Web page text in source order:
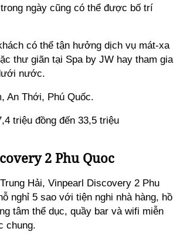
ngày cũng có thể được bố trí
có thể tận hưởng dịch vụ mát-xa
thư giãn tại Spa by JW hay tham gia
nước.
An Thới, Phú Quốc.
triệu đồng đến 33,5 triệu
2 Phu Quoc
Hải, Vinpearl Discovery 2 Phu
nghỉ 5 sao với tiện nghi nhà hàng, hồ
tâm thể dục, quầy bar và wifi miễn
chung.